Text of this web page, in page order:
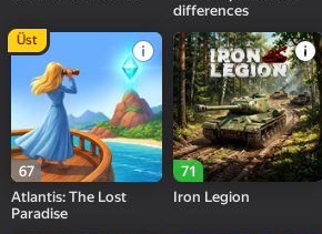
differences
67
Üst
Atlantis: The Lost
Paradise
71
Iron Legion